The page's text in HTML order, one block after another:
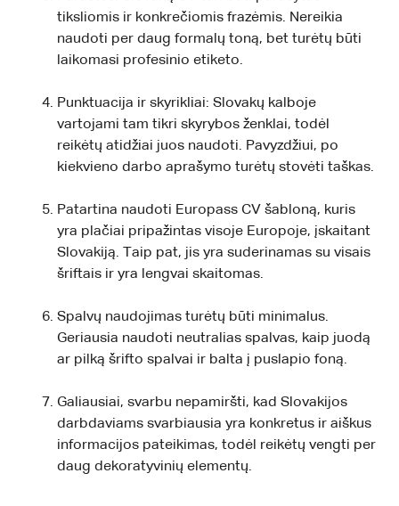
tiksliomis ir konkrečiomis frazėmis. Nereikia
naudoti per daug formalų toną, bet turėtų būti
laikomasi profesinio etiketo.
Punktuacija ir skyrikliai: Slovakų kalboje
vartojami tam tikri skyrybos ženklai, todėl
reikėtų atidžiai juos naudoti. Pavyzdžiui, po
kiekvieno darbo aprašymo turėtų stovėti taškas.
Patartina naudoti Europass CV šabloną, kuris
yra plačiai pripažintas visoje Europoje, įskaitant
Slovakiją. Taip pat, jis yra suderinamas su visais
šriftais ir yra lengvai skaitomas.
Spalvų naudojimas turėtų būti minimalus.
Geriausia naudoti neutralias spalvas, kaip juodą
ar pilką šrifto spalvai ir balta į puslapio foną.
Galiausiai, svarbu nepamiršti, kad Slovakijos
darbdaviams svarbiausia yra konkretus ir aiškus
informacijos pateikimas, todėl reikėtų vengti per
daug dekoratyvinių elementų.